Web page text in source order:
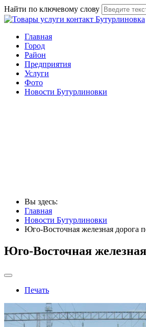
Найти по ключевому слову
Главная
Город
Район
Предприятия
Услуги
Фото
Новости Бутурлиновки
Вы здесь:
Главная
Новости Бутурлиновки
Юго-Восточная железная дорога
Юго-Восточная
Печать